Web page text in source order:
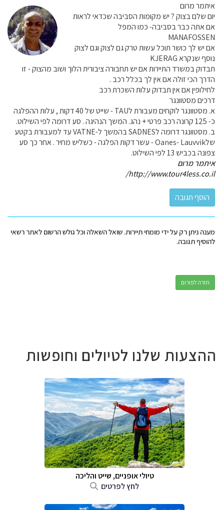
איתמר מרום
יום שלם בצוק ? יש מקומות הסביבה שכדאי לראות
אם אתה כבר בסביבה- כמו המפל
MANAFOSSEN
אם יש לך כושר תוכל עשות טרק גם לצוק וגם לצוק
נוסף שנקרא KJERAG
תבדוק במשרד התיירות אם יש תחבורה ציבורית הלוך ושוב מהצוק - זו
הדרך הכי זולה אם אין לך בכלל רכב .
לחילופין אם אין תבדוק עלות השכרת רכב
דרכים מסטוונגר
א. מסטוונגר לוקחים מעבורת לTAU - שייט של 40 דקות , עלות ההפלגה
כ- 125 קרונה רכב פרטי + נהג. המשך הנהיגה . סע דרומה לפי השילוט.
ב. מסטוונגר דרומה לSADNES בהמשך ל-VATNE עד למעבורת בקטע
שלOanes- Lauvvik - עשר דקות הפלגה - כשליש מחיר . אחר כך סע
צפונה בכביש 13 לפי השילוט.
איתמר מרום
http://www.tour4less.co.il/
מענה ניתן רק על ידי מומחי תיירות. שואל השאלה וכל גולש הרשום לאתר רשאי
להוסיף תגובה.
חזרה לפורום
ההצעות שלנו לטיולים וחופשות
טיולי אופניים, שייט והליכה
לחץ לפרטים